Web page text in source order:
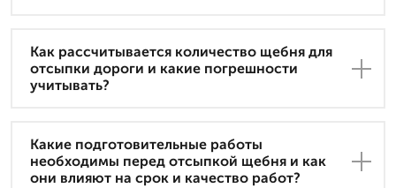
Как рассчитывается количество щебня для
отсыпки дороги и какие погрешности
учитывать?
Какие подготовительные работы
необходимы перед отсыпкой щебня и как
они влияют на срок и качество работ?